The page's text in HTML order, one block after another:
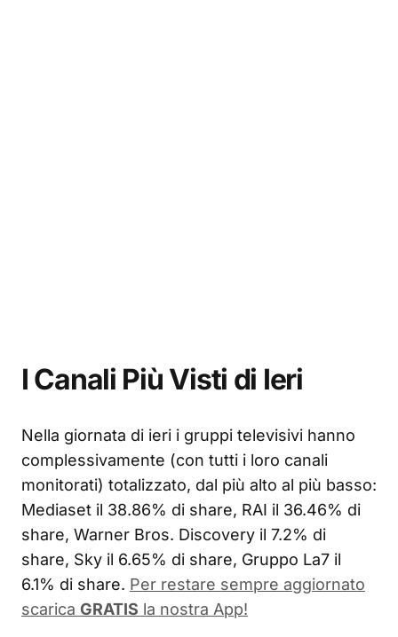
I Canali Più Visti di Ieri
Nella giornata di ieri i gruppi televisivi hanno
complessivamente (con tutti i loro canali
monitorati) totalizzato, dal più alto al più basso:
Mediaset il 38.86% di share, RAI il 36.46% di
share, Warner Bros. Discovery il 7.2% di
share, Sky il 6.65% di share, Gruppo La7 il
6.1% di share. Per restare sempre aggiornato
scarica GRATIS la nostra App!